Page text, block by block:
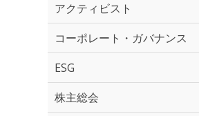
アクティビスト
コーポレート・ガバナンス
ESG
株主総会